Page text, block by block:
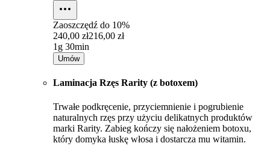
Zaoszczędź do 10%
240,00 zł216,00 zł
1g 30min
Umów
Laminacja Rzęs Rarity (z botoxem)
Trwałe podkręcenie, przyciemnienie i pogrubienie
naturalnych rzęs przy użyciu delikatnych produktów
marki Rarity. Zabieg kończy się nałożeniem botoxu,
który domyka łuskę włosa i dostarcza mu witamin.